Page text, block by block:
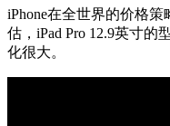
iPhone在全世界的价格
估，iPad Pro 12.9英寸
化很大。